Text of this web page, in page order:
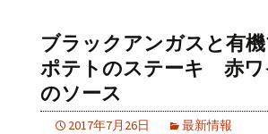
ブラックアンガスと有
ポテトのステーキ 赤ワ
のソース
2017年7月26日 最新情報